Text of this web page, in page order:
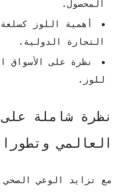
المحصول.
أهمية اللوز
التجارة الدولية.
نظرة على الأسواق
للوز.
نظرة شاملة
العالمي
مع تزايد الوعي